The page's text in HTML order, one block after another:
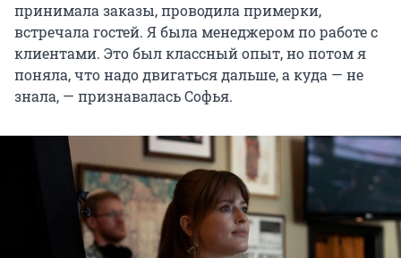
принимала заказы, проводила примерки,
встречала гостей. Я была менеджером по работе с
клиентами. Это был классный опыт, но потом я
поняла, что надо двигаться дальше, а куда — не
знала, — признавалась Софья.